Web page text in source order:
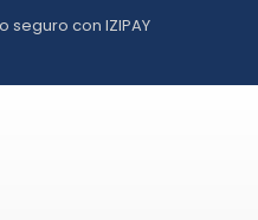
seguro con IZIPAY